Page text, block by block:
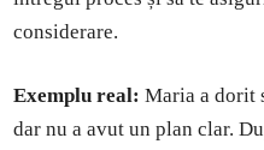
considerare.
Exemplu real: Maria a dorit
dar nu a avut un plan clar.